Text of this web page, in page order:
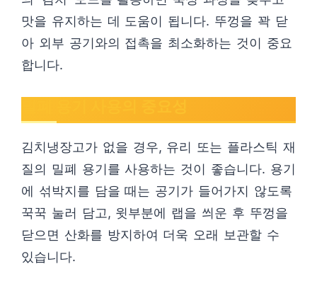
맛을 유지하는 데 도움이 됩니다. 뚜껑을 꽉 닫
아 외부 공기와의 접촉을 최소화하는 것이 중요
합니다.
김치냉장고가 없을 경우, 유리 또는 플라스틱 재
질의 밀폐 용기를 사용하는 것이 좋습니다. 용기
에 섞박지를 담을 때는 공기가 들어가지 않도록
꾹꾹 눌러 담고, 윗부분에 랩을 씌운 후 뚜껑을
닫으면 산화를 방지하여 더욱 오래 보관할 수
있습니다.